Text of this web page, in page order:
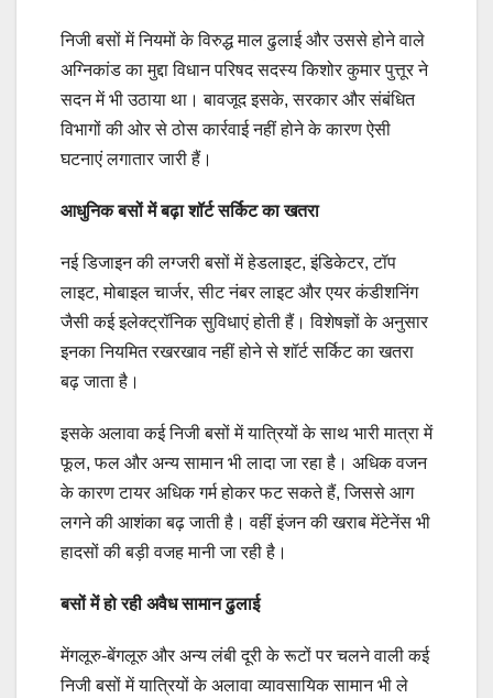
निजी बसों में नियमों के विरुद्ध माल ढुलाई और उससे होने वाले
अग्निकांड का मुद्दा विधान परिषद सदस्य किशोर कुमार पुत्तूर ने
सदन में भी उठाया था। बावजूद इसके, सरकार और संबंधित
विभागों की ओर से ठोस कार्रवाई नहीं होने के कारण ऐसी
घटनाएं लगातार जारी हैं।
आधुनिक बसों में बढ़ा शॉर्ट सर्किट का खतरा
नई डिजाइन की लग्जरी बसों में हेडलाइट, इंडिकेटर, टॉप
लाइट, मोबाइल चार्जर, सीट नंबर लाइट और एयर कंडीशनिंग
जैसी कई इलेक्ट्रॉनिक सुविधाएं होती हैं। विशेषज्ञों के अनुसार
इनका नियमित रखरखाव नहीं होने से शॉर्ट सर्किट का खतरा
बढ़ जाता है।
इसके अलावा कई निजी बसों में यात्रियों के साथ भारी मात्रा में
फूल, फल और अन्य सामान भी लादा जा रहा है। अधिक वजन
के कारण टायर अधिक गर्म होकर फट सकते हैं, जिससे आग
लगने की आशंका बढ़ जाती है। वहीं इंजन की खराब मेंटेनेंस भी
हादसों की बड़ी वजह मानी जा रही है।
बसों में हो रही अवैध सामान ढुलाई
मेंगलूरु-बेंगलूरु और अन्य लंबी दूरी के रूटों पर चलने वाली कई
निजी बसों में यात्रियों के अलावा व्यावसायिक सामान भी ले